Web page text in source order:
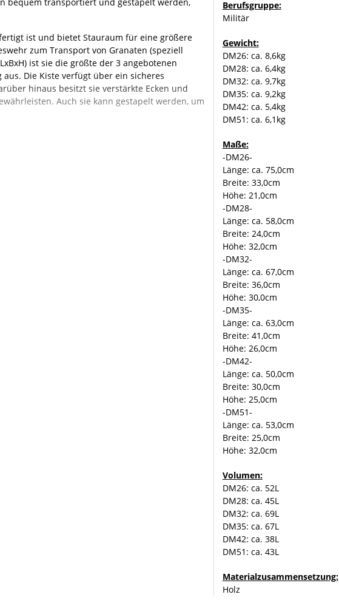
bequem transportiert und gestapelt werden,
ist und bietet Stauraum für eine größere
zum Transport von Granaten (speziell
ist sie die größte der 3 angebotenen
Die Kiste verfügt über ein sicheres
hinaus besitzt sie verstärkte Ecken und
Auch sie kann gestapelt werden, um
zehn Sprengkörpern genutzt. Mit den Maßen
Varianten und hält ein garantiertes Gewicht
Berufsgruppe:
Militär
Gewicht:
DM26: ca. 8,6kg
DM28: ca. 6,4kg
DM32: ca. 9,7kg
DM35: ca. 9,2kg
DM42: ca. 5,4kg
DM51: ca. 6,1kg
Maße:
-DM26-
Länge: ca. 75,0cm
Breite: 33,0cm
Höhe: 21,0cm
-DM28-
Länge: ca. 58,0cm
Breite: 24,0cm
Höhe: 32,0cm
-DM32-
Länge: ca. 67,0cm
Breite: 36,0cm
Höhe: 30,0cm
-DM35-
Länge: ca. 63,0cm
Breite: 41,0cm
Höhe: 26,0cm
-DM42-
Länge: ca. 50,0cm
Breite: 30,0cm
Höhe: 25,0cm
-DM51-
Länge: ca. 53,0cm
Breite: 25,0cm
Höhe: 32,0cm
Volumen:
DM26: ca. 52L
DM28: ca. 45L
DM32: ca. 69L
DM35: ca. 67L
DM42: ca. 38L
DM51: ca. 43L
Materialzusammensetzung:
Holz